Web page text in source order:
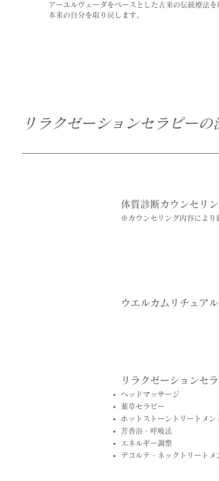
アーユルヴェーダをベースとした古来の伝統療法
本来の自分を取り戻します。
リラクゼーションセラピーの
体質診断カウンセリ
※カウンセリング内容により
ウエルカムリチュア
リラクゼーションセ
ヘッドマッサージ
薬草セラピー
ホットストーントリートメン
芳香浴・呼吸法
エネルギー調整
デコルテ・ネックトリートメ